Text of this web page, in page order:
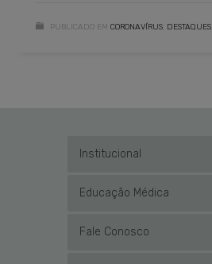
PUBLICADO EM CORONAVÍRUS DESTAQUES
Institucional
Educação Médica
Fale Conosco